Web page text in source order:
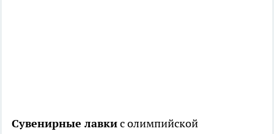
Сувенирные лавкис олимпийской